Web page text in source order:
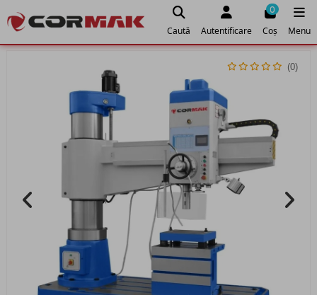
Caută Autentificare
0
Coș Menu
(0)